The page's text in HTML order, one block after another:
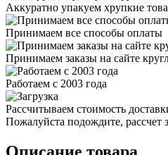
Аккуратно упакуем хрупкие
Принимаем все способы оплаты
Принимаем заказы на сайте
Работаем с 2003 года
Рассчитываем стоимость
Пожалуйста подождите, рассчет
Описание товара